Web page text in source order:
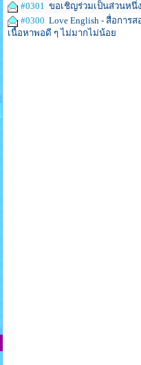
#0301 ขอเชิญร่วมเป็นส่วนหนึ่
#0300 Love English - สื่อการ
เนื้อหาพอดี ๆ ไม่มากไม่น้อย